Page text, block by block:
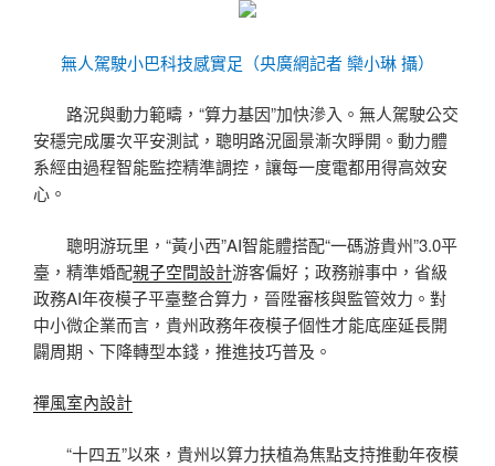
無人駕駛小巴科技感實足（央廣網記者 欒小琳 攝）
路況與動力範疇，“算力基因”加快滲入。無人駕駛公交
安穩完成屢次平安測試，聰明路況圖景漸次睜開。動力體
系經由過程智能監控精準調控，讓每一度電都用得高效安
心。
聰明游玩里，“黃小西”AI智能體搭配“一碼游貴州”3.0平
臺，精準婚配親子空間設計游客偏好；政務辦事中，省級
政務AI年夜模子平臺整合算力，晉陞審核與監管效力。對
中小微企業而言，貴州政務年夜模子個性才能底座延長開
闢周期、下降轉型本錢，推進技巧普及。
禪風室內設計
“十四五”以來，貴州以算力扶植為焦點支持推動年夜模